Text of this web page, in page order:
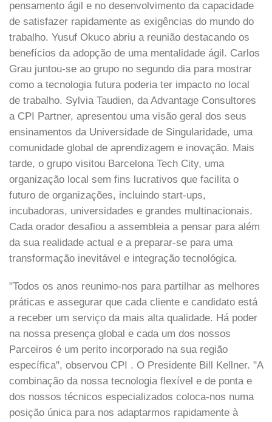
pensamento ágil e no desenvolvimento da capacidade
de satisfazer rapidamente as exigências do mundo do
trabalho. Yusuf Okuco abriu a reunião destacando os
benefícios da adopção de uma mentalidade ágil. Carlos
Grau juntou-se ao grupo no segundo dia para mostrar
como a tecnologia futura poderia ter impacto no local
de trabalho. Sylvia Taudien, da Advantage Consultores
a CPI Partner, apresentou uma visão geral dos seus
ensinamentos da Universidade de Singularidade, uma
comunidade global de aprendizagem e inovação. Mais
tarde, o grupo visitou Barcelona Tech City, uma
organização local sem fins lucrativos que facilita o
futuro de organizações, incluindo start-ups,
incubadoras, universidades e grandes multinacionais.
Cada orador desafiou a assembleia a pensar para além
da sua realidade actual e a preparar-se para uma
transformação inevitável e integração tecnológica.
"Todos os anos reunimo-nos para partilhar as melhores
práticas e assegurar que cada cliente e candidato está
a receber um serviço da mais alta qualidade. Há poder
na nossa presença global e cada um dos nossos
Parceiros é um perito incorporado na sua região
específica", observou CPI . O Presidente Bill Kellner. "A
combinação da nossa tecnologia flexível e de ponta e
dos nossos técnicos especializados coloca-nos numa
posição única para nos adaptarmos rapidamente à